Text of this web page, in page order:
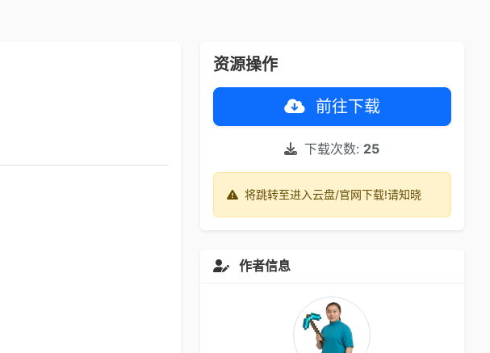
资源操作
前往下载
下载次数: 25
将跳转至进入云盘/官网下载!请知晓
作者信息